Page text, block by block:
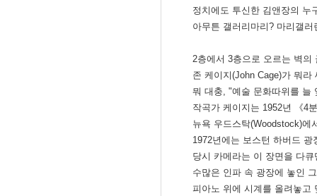
정치에도 투신한 김앤장의 누
아무튼 갤러리마리? 마리갤
2층에서 3층으로 오르는 벽의
존 케이지(John Cage)가 뭐
뭐 대충, "예술 문화따위를 늘
작곡가 케이지는 1952년 《4
뉴욕 우드스탁(Woodstock)에
1972년에는 보스턴 하버드
당시 카메라는 이 장면을 다
수많은 인파 속 광장에 놓인
피아노 위에 시계를 올려놓고